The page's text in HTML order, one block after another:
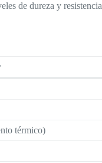
de dureza y resistencia
térmico)